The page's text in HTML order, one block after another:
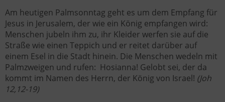
Am heutigen Palmsonntag geht es um dem Empfang für
Jesus in Jerusalem, der wie ein König empfangen wird:
Menschen jubeln ihm zu, ihr Kleider werfen sie auf die
Straße wie einen Teppich und er reitet darüber auf
einem Esel in die Stadt hinein. Die Menschen wedeln mit
Palmzweigen und rufen: Hosianna! Gelobt sei, der da
kommt im Namen des Herrn, der König von Israel! (Joh
12,12-19)